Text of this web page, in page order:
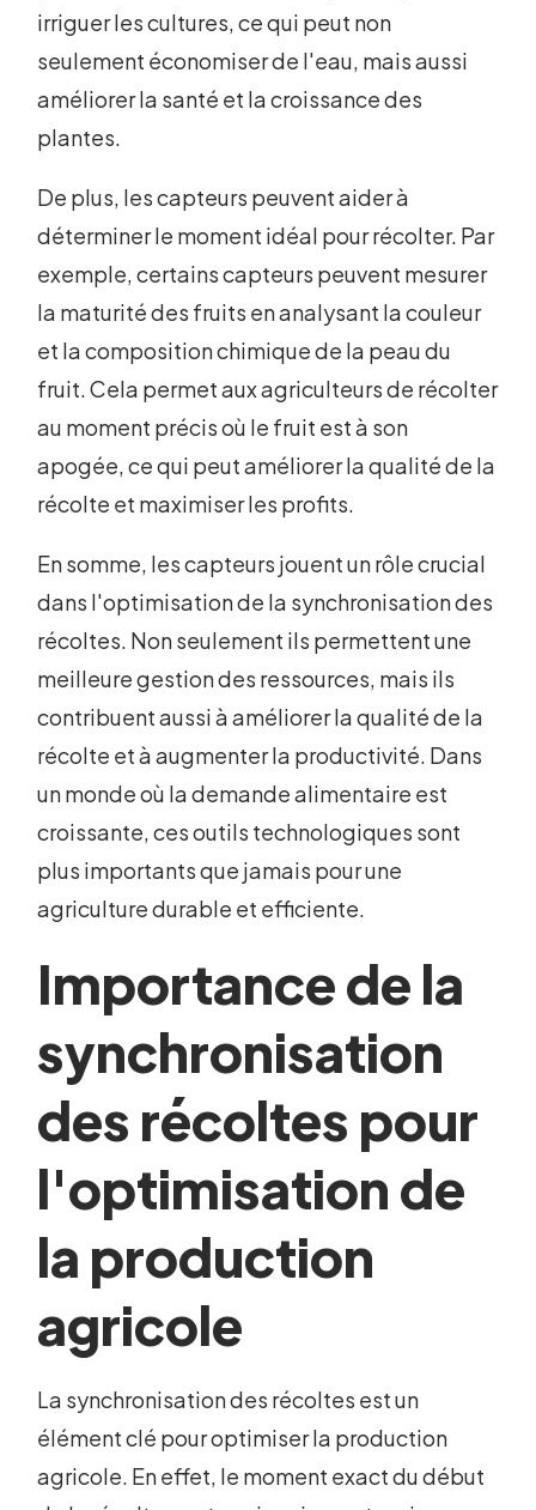
irriguer les cultures, ce qui peut non
seulement économiser de l'eau, mais aussi
améliorer la santé et la croissance des
plantes.
De plus, les capteurs peuvent aider à
déterminer le moment idéal pour récolter. Par
exemple, certains capteurs peuvent mesurer
la maturité des fruits en analysant la couleur
et la composition chimique de la peau du
fruit. Cela permet aux agriculteurs de récolter
au moment précis où le fruit est à son
apogée, ce qui peut améliorer la qualité de la
récolte et maximiser les profits.
En somme, les capteurs jouent un rôle crucial
dans l'optimisation de la synchronisation des
récoltes. Non seulement ils permettent une
meilleure gestion des ressources, mais ils
contribuent aussi à améliorer la qualité de la
récolte et à augmenter la productivité. Dans
un monde où la demande alimentaire est
croissante, ces outils technologiques sont
plus importants que jamais pour une
agriculture durable et efficiente.
Importance de la
synchronisation
des récoltes pour
l'optimisation de
la production
agricole
La synchronisation des récoltes est un
élément clé pour optimiser la production
agricole. En effet, le moment exact du début